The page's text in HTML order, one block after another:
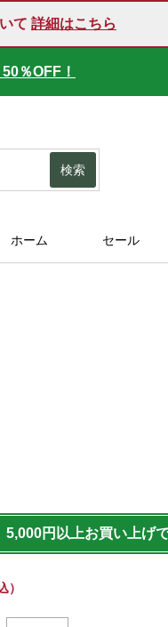
て 詳細はこちら
％OFF！
検索
ホーム セール
5,000円以上お買い上げ
）